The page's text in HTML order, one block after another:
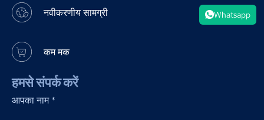
नवीकरणीय सामग्री
कम मक
हमसे संपर्क करें
आपका नाम *
Whatsapp